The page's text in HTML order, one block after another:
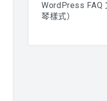
WordPress FAQ
琴樣式）